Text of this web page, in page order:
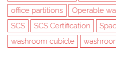
office partitions
Operable
SCS
SCS Certification
washroom cubicle